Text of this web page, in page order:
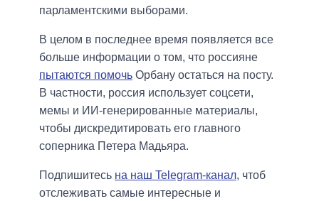
парламентскими выборами.
В целом в последнее время появляется все
больше информации о том, что россияне
пытаются помочь Орбану остаться на посту.
В частности, россия использует соцсети,
мемы и ИИ-генерированные материалы,
чтобы дискредитировать его главного
соперника Петера Мадьяра.
Подпишитесь на наш Telegram-канал, чтоб
отслеживать самые интересные и